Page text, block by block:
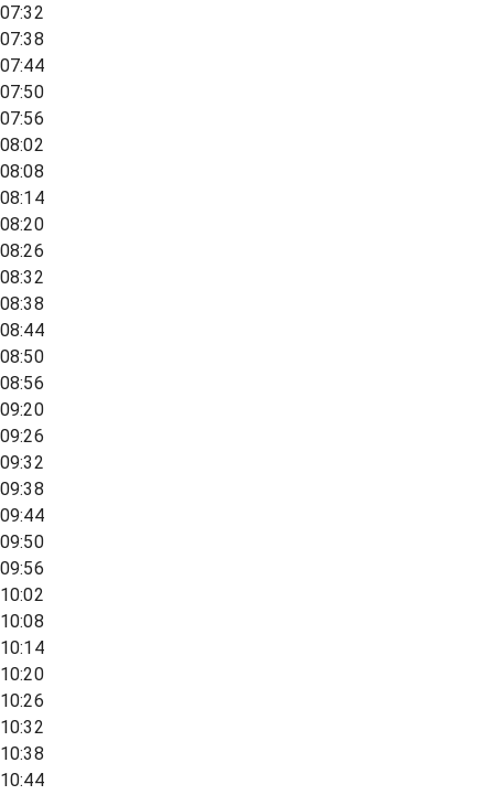
07:32
07:38
07:44
07:50
07:56
08:02
08:08
08:14
08:20
08:26
08:32
08:38
08:44
08:50
08:56
09:20
09:26
09:32
09:38
09:44
09:50
09:56
10:02
10:08
10:14
10:20
10:26
10:32
10:38
10:44